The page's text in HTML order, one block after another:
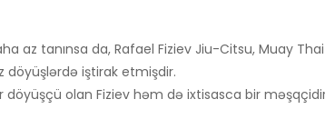
az tanınsa da, Rafael Fiziev Jiu-Citsu, Muay
döyüşlərdə iştirak etmişdir.
döyüşçü olan Fiziev həm də ixtisasca bir